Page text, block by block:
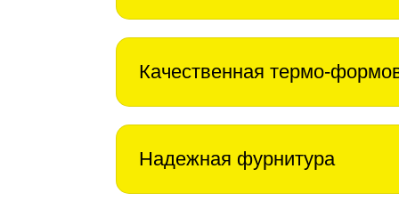
Качественная термо-
Надежная фурнитура